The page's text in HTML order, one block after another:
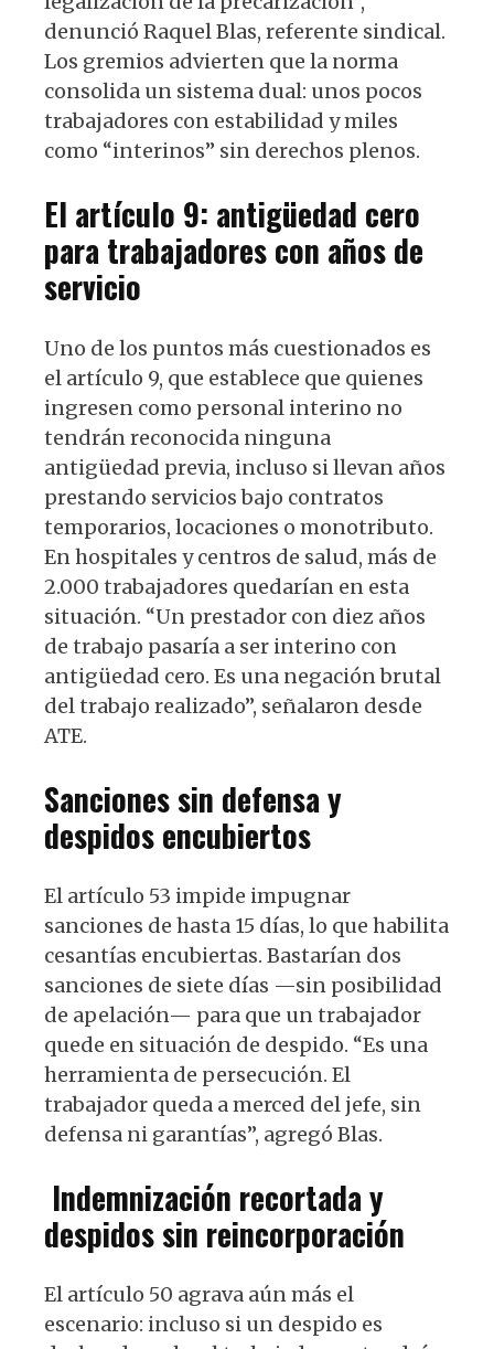
denunció Raquel Blas, referente sindical.
Los gremios advierten que la norma
consolida un sistema dual: unos pocos
trabajadores con estabilidad y miles
como “interinos” sin derechos plenos.
El artículo 9: antigüedad cero
para trabajadores con años de
servicio
Uno de los puntos más cuestionados es
el artículo 9, que establece que quienes
ingresen como personal interino no
tendrán reconocida ninguna
antigüedad previa, incluso si llevan años
prestando servicios bajo contratos
temporarios, locaciones o monotributo.
En hospitales y centros de salud, más de
2.000 trabajadores quedarían en esta
situación. “Un prestador con diez años
de trabajo pasaría a ser interino con
antigüedad cero. Es una negación brutal
del trabajo realizado”, señalaron desde
ATE.
Sanciones sin defensa y
despidos encubiertos
El artículo 53 impide impugnar
sanciones de hasta 15 días, lo que habilita
cesantías encubiertas. Bastarían dos
sanciones de siete días —sin posibilidad
de apelación— para que un trabajador
quede en situación de despido. “Es una
herramienta de persecución. El
trabajador queda a merced del jefe, sin
defensa ni garantías”, agregó Blas.
Indemnización recortada y
despidos sin reincorporación
El artículo 50 agrava aún más el
escenario: incluso si un despido es